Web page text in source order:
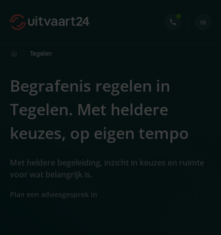
Tegelen
Begrafenis regelen in
Tegelen. Met heldere
keuzes, op eigen tempo
Met heldere begeleiding, inzicht in keuzes en ruimte
voor wat belangrijk is.
Plan een adviesgesprek in